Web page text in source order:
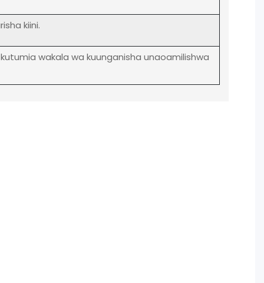
kiini.
wakala wa kuunganisha unaoamilishwa